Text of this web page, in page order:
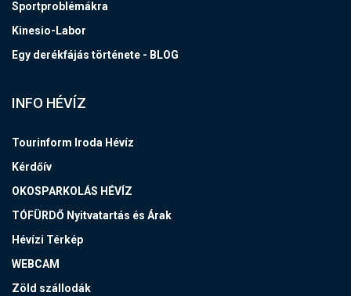
Sportproblémákra
Kinesio-Labor
Egy derékfájás története - BLOG
INFO HÉVÍZ
Tourinform Iroda Hévíz
Kérdőív
OKOSPARKOLÁS HÉVÍZ
TÓFÜRDŐ Nyitvatartás és Árak
Hévízi Térkép
WEBCAM
Zöld szállodák